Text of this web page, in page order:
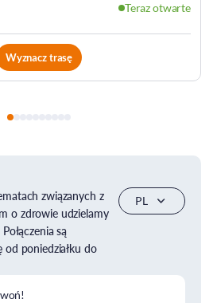
Teraz otwarte
Wyznacz trasę
związanych z
o zdrowie udzielamy
są
od poniedziałku do